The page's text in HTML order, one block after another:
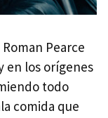
Pearce
en los orígenes
todo
comida que